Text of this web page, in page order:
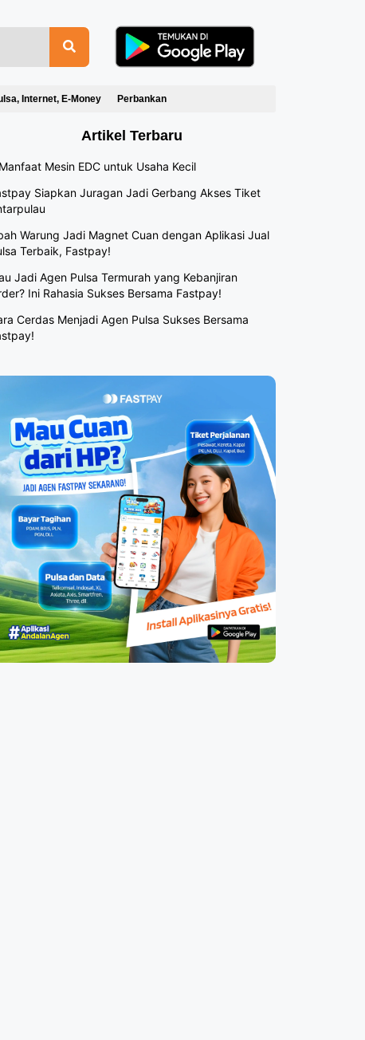
Internet, E-Money Perbankan
Artikel Terbaru
Mesin EDC untuk Usaha Kecil
Siapkan Juragan Jadi Gerbang Akses Tiket
Warung Jadi Magnet Cuan dengan Aplikasi Jual
Terbaik, Fastpay!
Jadi Agen Pulsa Termurah yang Kebanjiran
Ini Rahasia Sukses Bersama Fastpay!
Cerdas Menjadi Agen Pulsa Sukses Bersama